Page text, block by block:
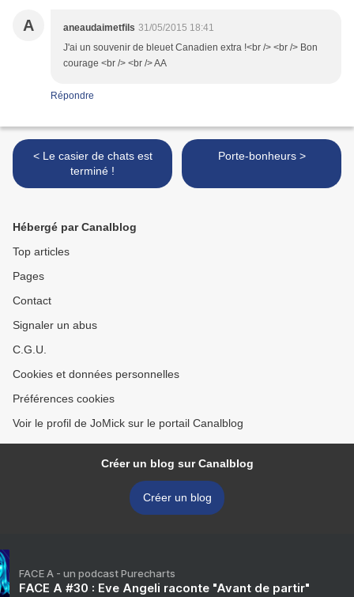
A aneaudaimetfils 31/05/2015 18:41
J'ai un souvenir de bleuet Canadien extra !<br /> <br /> Bon
courage <br /> <br /> AA
Répondre
< Le casier de chats est
terminé !
Porte-bonheurs >
Hébergé par Canalblog
Top articles
Pages
Contact
Signaler un abus
C.G.U.
Cookies et données personnelles
Préférences cookies
Voir le profil de JoMick sur le portail Canalblog
Créer un blog sur Canalblog
Créer un blog
FACE A - un podcast Purecharts
FACE A #30 : Eve Angeli raconte "Avant de partir"